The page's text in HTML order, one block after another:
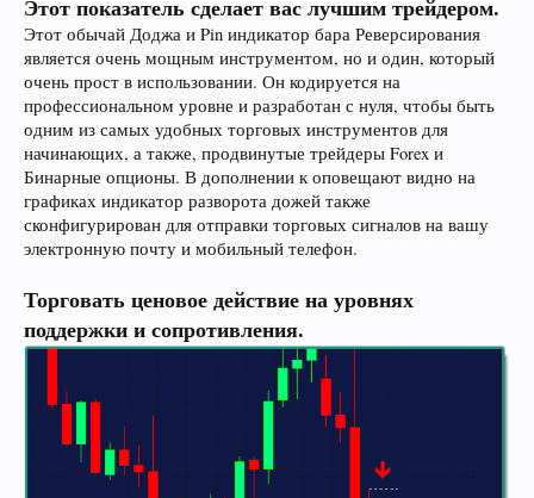
Этот показатель сделает вас лучшим трейдером.
Этот обычай Доджа и Pin индикатор бара Реверсирования
является очень мощным инструментом, но и один, который
очень прост в использовании. Он кодируется на
профессиональном уровне и разработан с нуля, чтобы быть
одним из самых удобных торговых инструментов для
начинающих, а также, продвинутые трейдеры Forex и
Бинарные опционы. В дополнении к оповещают видно на
графиках индикатор разворота дожей также
сконфигурирован для отправки торговых сигналов на вашу
электронную почту и мобильный телефон.
Торговать ценовое действие на уровнях
поддержки и сопротивления.